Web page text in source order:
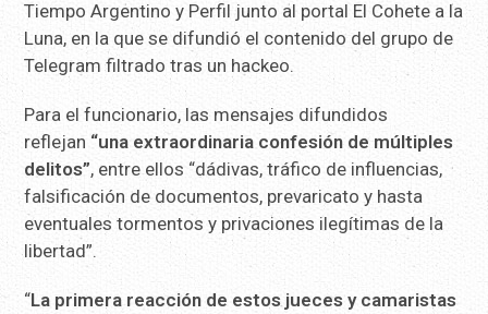
Tiempo Argentino y Perfil junto al portal El Cohete a la
Luna, en la que se difundió el contenido del grupo de
Telegram filtrado tras un hackeo.
Para el funcionario, las mensajes difundidos
reflejan “una extraordinaria confesión de múltiples
delitos”, entre ellos “dádivas, tráfico de influencias,
falsificación de documentos, prevaricato y hasta
eventuales tormentos y privaciones ilegítimas de la
libertad”.
“La primera reacción de estos jueces y camaristas